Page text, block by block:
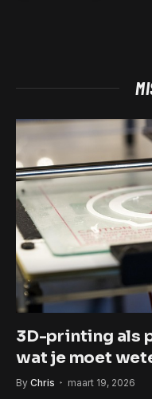
3D-printing als
wat je moet
By Chris maart 19, 2026